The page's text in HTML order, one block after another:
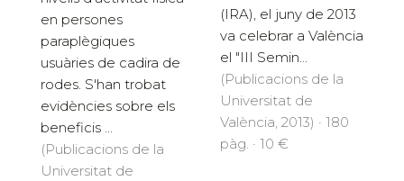
en persones
paraplègiques
usuàries de cadira de
rodes. S'han trobat
evidències sobre els
beneficis ...
(Publicacions de la
Universitat de
(IRA), el juny de 2013
va celebrar a València
el "III Semin...
(Publicacions de la
Universitat de
València, 2013) · 180
pàg. · 10 €